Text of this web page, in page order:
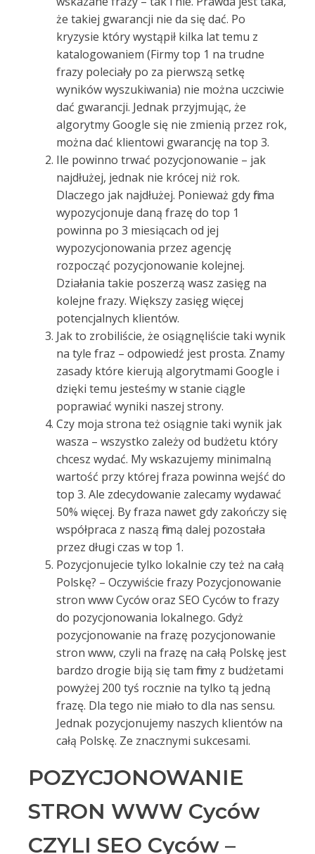
że takiej gwarancji nie da się dać. Po
kryzysie który wystąpił kilka lat temu z
katalogowaniem (Firmy top 1 na trudne
frazy poleciały po za pierwszą setkę
wyników wyszukiwania) nie można uczciwie
dać gwarancji. Jednak przyjmując, że
algorytmy Google się nie zmienią przez rok,
można dać klientowi gwarancję na top 3.
Ile powinno trwać pozycjonowanie – jak
najdłużej, jednak nie krócej niż rok.
Dlaczego jak najdłużej. Ponieważ gdy firma
wypozycjonuje daną frazę do top 1
powinna po 3 miesiącach od jej
wypozycjonowania przez agencję
rozpocząć pozycjonowanie kolejnej.
Działania takie poszerzą wasz zasięg na
kolejne frazy. Większy zasięg więcej
potencjalnych klientów.
Jak to zrobiliście, że osiągnęliście taki wynik
na tyle fraz – odpowiedź jest prosta. Znamy
zasady które kierują algorytmami Google i
dzięki temu jesteśmy w stanie ciągle
poprawiać wyniki naszej strony.
Czy moja strona też osiągnie taki wynik jak
wasza – wszystko zależy od budżetu który
chcesz wydać. My wskazujemy minimalną
wartość przy której fraza powinna wejść do
top 3. Ale zdecydowanie zalecamy wydawać
50% więcej. By fraza nawet gdy zakończy się
współpraca z naszą firmą dalej pozostała
przez długi czas w top 1.
Pozycjonujecie tylko lokalnie czy też na całą
Polskę? – Oczywiście frazy Pozycjonowanie
stron www Cyców oraz SEO Cyców to frazy
do pozycjonowania lokalnego. Gdyż
pozycjonowanie na frazę pozycjonowanie
stron www, czyli na frazę na całą Polskę jest
bardzo drogie biją się tam firmy z budżetami
powyżej 200 tyś rocznie na tylko tą jedną
frazę. Dla tego nie miało to dla nas sensu.
Jednak pozycjonujemy naszych klientów na
całą Polskę. Ze znacznymi sukcesami.
POZYCJONOWANIE
STRON WWW Cyców
CZYLI SEO Cyców –